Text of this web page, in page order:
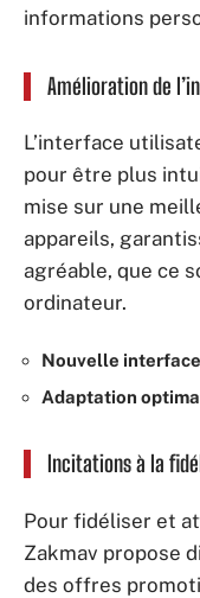
informations
Amélioration de
L’interface
pour être plus
mise sur une
appareils,
agréable, que ce
ordinateur.
Nouvelle
Adaptation
Incitations à la
Pour fidéliser et
Zakmav propose
des offres